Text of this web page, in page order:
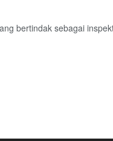
bertindak sebagai